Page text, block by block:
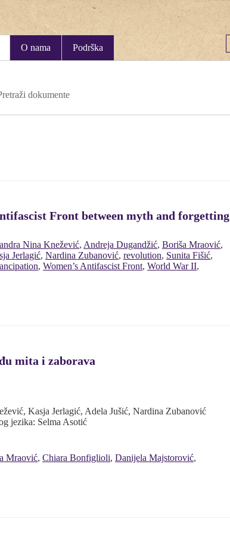
O nama Podrška
dokumente
Front between myth and forgetting
Nina Knežević, Andreja Dugandžić, Boriša Mraović,
Jerlagić, Nardina Zubanović, revolution, Sunita Fišić,
, Women’s Antifascist Front, World War II,
mita i zaborava
Kasja Jerlagić, Adela Jušić, Nardina Zubanović
jezika: Selma Asotić
Mraović, Chiara Bonfiglioli, Danijela Majstorović,